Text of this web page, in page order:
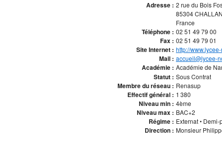
Adresse : 2 rue du Bois
85304
France
Téléphone : 02 51 49 79 00
Fax : 02 51 49 79 01
Site Internet : http://
Mail : accueil@lycee-
Académie : Académie de
Statut : Sous Contrat
Membre du réseau : Renasup
Effectif général : 1 380
Niveau min : 4ème
Niveau max : BAC+2
Régime : Externat •
Direction : Monsieur